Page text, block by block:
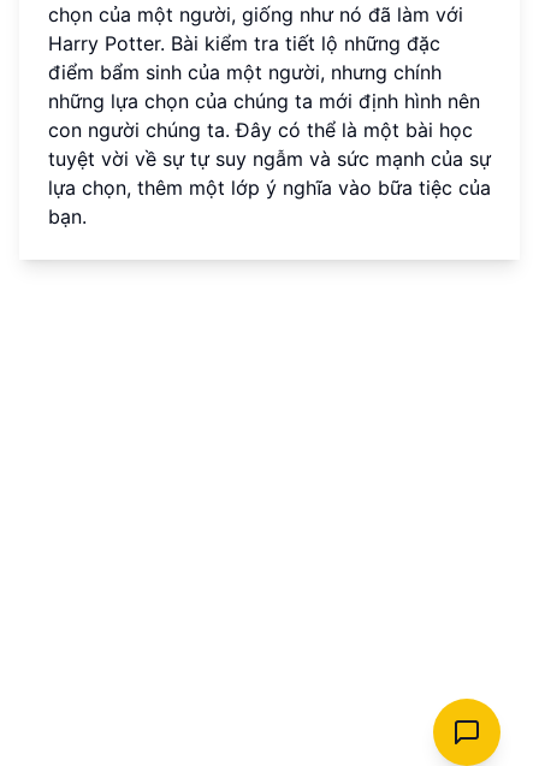
chọn của một người, giống như nó đã làm với
Harry Potter. Bài kiểm tra tiết lộ những đặc
điểm bẩm sinh của một người, nhưng chính
những lựa chọn của chúng ta mới định hình nên
con người chúng ta. Đây có thể là một bài học
tuyệt vời về sự tự suy ngẫm và sức mạnh của sự
lựa chọn, thêm một lớp ý nghĩa vào bữa tiệc của
bạn.